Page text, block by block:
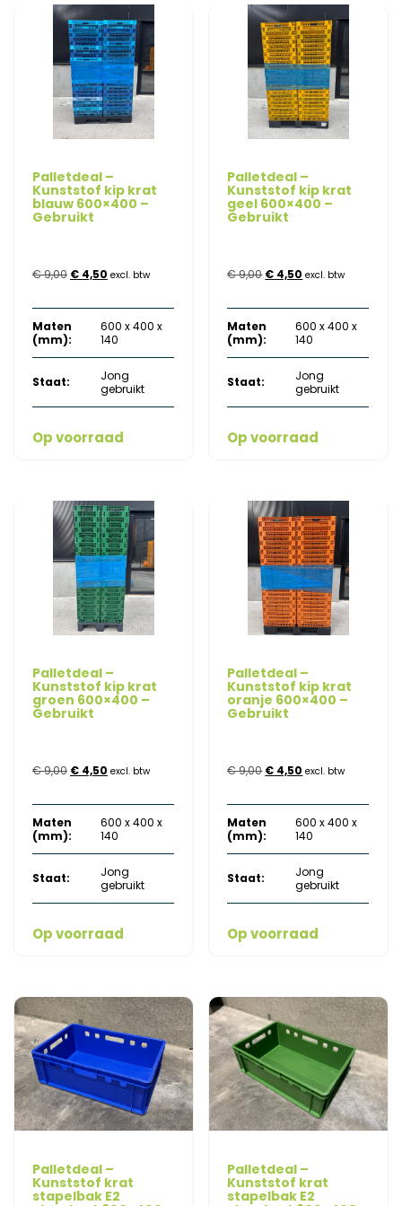
Palletdeal –
Kunststof kip krat
blauw 600×400 –
Gebruikt
€9,00 Oorspronkelijke
was:
€ 9,00.
€ 4,50 Huidige
is:
€ 4,50.
excl. btw
Maten
(mm):
600 x 400 x
140
Staat:
Jong
gebruikt
Op voorraad
Palletdeal –
Kunststof kip krat
geel 600×400 –
Gebruikt
€9,00 Oorspronkelijke
was:
€ 9,00.
€ 4,50 Huidige
is:
€ 4,50.
excl. btw
Maten
(mm):
600 x 400 x
140
Staat:
Jong
gebruikt
Op voorraad
Palletdeal –
Kunststof kip krat
groen 600×400 –
Gebruikt
€9,00 Oorspronkelijke
was:
€ 9,00.
€ 4,50 Huidige
is:
€ 4,50.
excl. btw
Maten
(mm):
600 x 400 x
140
Staat:
Jong
gebruikt
Op voorraad
Palletdeal –
Kunststof kip krat
oranje 600×400 –
Gebruikt
€9,00 Oorspronkelijke
was:
€ 9,00.
€ 4,50 Huidige
is:
€ 4,50.
excl. btw
Maten
(mm):
600 x 400 x
140
Staat:
Jong
gebruikt
Op voorraad
Palletdeal –
Kunststof krat
stapelbak E2
Palletdeal –
Kunststof krat
stapelbak E2